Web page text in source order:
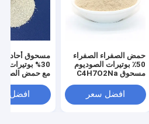
حمض الصفراء الصفراء
50٪ بوتيرات الصوديوم
مسحوق C4H7O2Na
افضل سعر
مسحوق أحادي
30% بوتيرات
مع حمض
افضل